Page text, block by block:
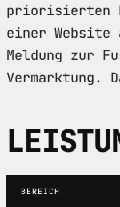
priorisierten
einer Website
Meldung zur
BEREICH